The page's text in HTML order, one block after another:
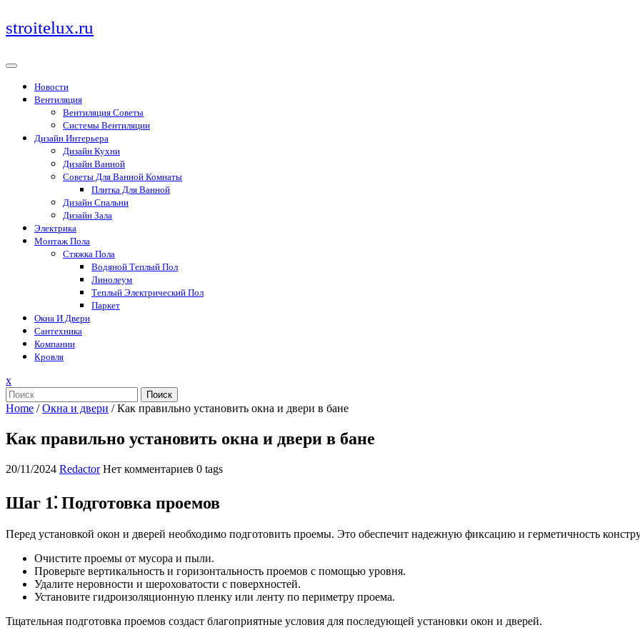
Перейти
к
stroitelux.ru
Новости
Вентиляция
Вентиляция Советы
Системы Вентиляции
Дизайн Интерьера
Дизайн Кухни
Дизайн Ванной
Советы Для Ванной Комнаты
Плитка Для Ванной
Дизайн Спальни
Дизайн Зала
Электрика
Монтаж Пола
Стяжка Пола
Водяной Теплый Пол
Линолеум
Теплый Электрический Пол
Паркет
Окна И Двери
Сантехника
Компании
Кровля
xЗакрыть
меню
Поиск
Home /Окна и двери /Как правильно установить окна и двери в бане
Как правильно установить окна и двери в бане
20/11/2024 Redactor Нет комментариев 0 tags
Шаг 1⁚ Подготовка проемов
Перед установкой окон и дверей необходимо подготовить проемы. Это обеспечит надежную фиксацию и герметичность
Очистите проемы от мусора и пыли.
Проверьте вертикальность и горизонтальность проемов с помощью уровня.
Удалите неровности и шероховатости с поверхностей.
Установите гидроизоляционную пленку или ленту по периметру проема.
Тщательная подготовка проемов создаст благоприятные условия для последующей установки окон и дверей.